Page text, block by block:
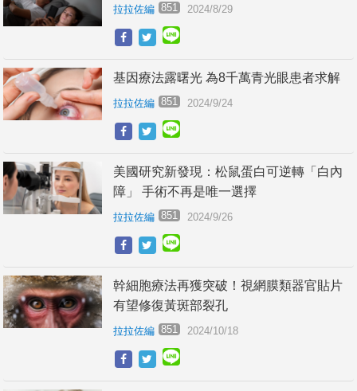
拉拉佐編 851 2024/8/29
基因療法露曙光 為8千萬青光眼患者求解
拉拉佐編 851 2024/9/24
美國研究新發現：松鼠蛋白可逆轉「白內
障」 手術不再是唯一選擇
拉拉佐編 851 2024/9/26
幹細胞療法再獲突破！視網膜類器官貼片
有望修復黃斑部裂孔
拉拉佐編 851 2024/10/18